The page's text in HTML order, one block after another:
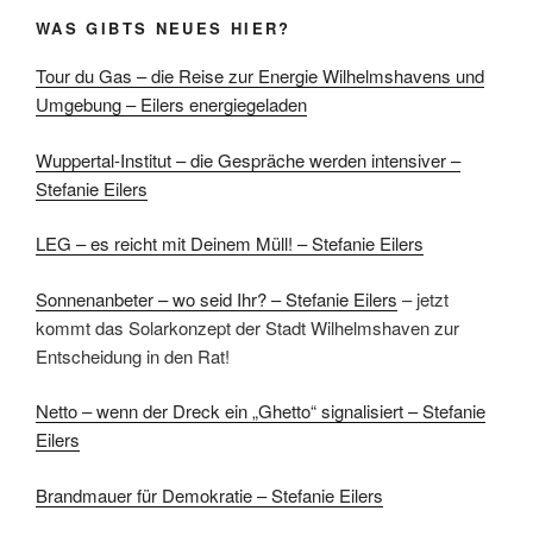
WAS GIBTS NEUES HIER?
Tour du Gas – die Reise zur Energie Wilhelmshavens und
Umgebung – Eilers energiegeladen
Wuppertal-Institut – die Gespräche werden intensiver –
Stefanie Eilers
LEG – es reicht mit Deinem Müll! – Stefanie Eilers
Sonnenanbeter – wo seid Ihr? – Stefanie Eilers – jetzt
kommt das Solarkonzept der Stadt Wilhelmshaven zur
Entscheidung in den Rat!
Netto – wenn der Dreck ein „Ghetto“ signalisiert – Stefanie
Eilers
Brandmauer für Demokratie – Stefanie Eilers